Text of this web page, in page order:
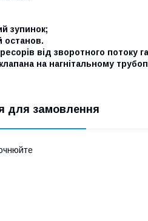
зупинок;
останов.
від зворотного потоку
на нагнітальному
для замовлення